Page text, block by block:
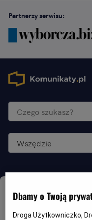
Partnerzy serwisu:
Wszędzie
Dbamy o Twoją
Droga Użytkowniczko,